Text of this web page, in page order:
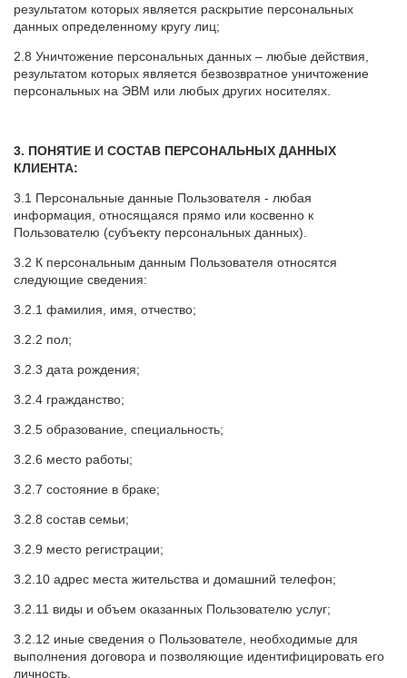
результатом которых является раскрытие персональных
данных определенному кругу лиц;
2.8 Уничтожение персональных данных – любые действия,
результатом которых является безвозвратное уничтожение
персональных на ЭВМ или любых других носителях.
3. ПОНЯТИЕ И СОСТАВ ПЕРСОНАЛЬНЫХ ДАННЫХ
КЛИЕНТА:
3.1 Персональные данные Пользователя - любая
информация, относящаяся прямо или косвенно к
Пользователю (субъекту персональных данных).
3.2 К персональным данным Пользователя относятся
следующие сведения:
3.2.1 фамилия, имя, отчество;
3.2.2 пол;
3.2.3 дата рождения;
3.2.4 гражданство;
3.2.5 образование, специальность;
3.2.6 место работы;
3.2.7 состояние в браке;
3.2.8 состав семьи;
3.2.9 место регистрации;
3.2.10 адрес места жительства и домашний телефон;
3.2.11 виды и объем оказанных Пользователю услуг;
3.2.12 иные сведения о Пользователе, необходимые для
выполнения договора и позволяющие идентифицировать его
личность.